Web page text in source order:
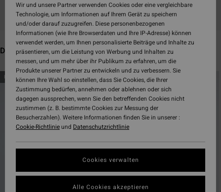
Bleib dabei, die Produkte sind bald wieder da
Das könnte dir auch gefallen
Direkt
zu
Filterkriterien
springen
Überspringen
und
filtern
BRANDNEU BRANDNEU
Wir und unsere Partner verwenden Cookies oder eine vergleichbare
Technologie, um Informationen auf Ihrem Gerät zu speichern
und/oder darauf zuzugreifen. Diese personenbezogenen
Informationen (wie Ihre Browserdaten und Ihre IP-Adresse) können
verwendet werden, um Ihnen personalisierte Beiträge und Inhalte zu
präsentieren, um die Leistung von Werbung und Inhalten zu
messen, und um mehr über ihr Publikum zu erfahren, um die
Produkte unserer Partner zu entwickeln und zu verbessern. Sie
können Ihre Wahl so einstellen, dass Sie Cookies, die Ihrer
Zustimmung bedürfen, annehmen oder ablehnen oder sich
dagegen aussprechen, wenn Sie den betreffenden Cookies nicht
zustimmen (z. B. bestimmte Cookies zur Messung der
Besucherzahlen). Weitere Informationen finden Sie in unserer :
Cookie-Richtlinieund Datenschutzrichtlinie
Cookies verwalten
Alle Cookies akzeptieren